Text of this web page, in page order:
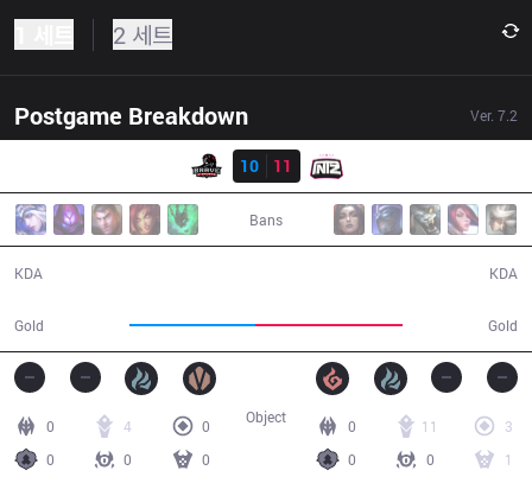
2 세트
Postgame Breakdown Ver. 7.2
10
11
Bans
KDA
Gold Gold
KDA
0 4
0
0
0 0
0 11
3
0
0 1
Object